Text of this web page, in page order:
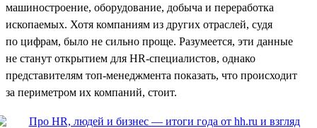
машиностроение, оборудование, добыча и переработка
ископаемых. Хотя компаниям из других отраслей, судя
по цифрам, было не сильно проще. Разумеется, эти данные
не станут открытием для HR-специалистов, однако
представителям топ-менеджмента показать, что происходит
за периметром их компаний, стоит.